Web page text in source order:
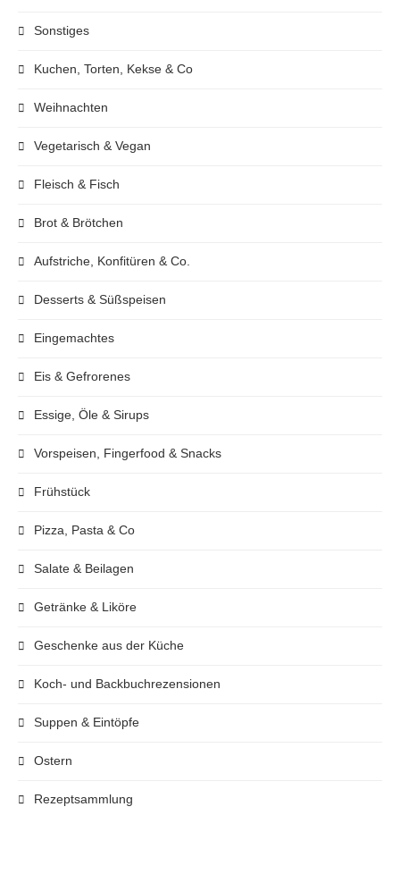
Sonstiges
Kuchen, Torten, Kekse & Co
Weihnachten
Vegetarisch & Vegan
Fleisch & Fisch
Brot & Brötchen
Aufstriche, Konfitüren & Co.
Desserts & Süßspeisen
Eingemachtes
Eis & Gefrorenes
Essige, Öle & Sirups
Vorspeisen, Fingerfood & Snacks
Frühstück
Pizza, Pasta & Co
Salate & Beilagen
Getränke & Liköre
Geschenke aus der Küche
Koch- und Backbuchrezensionen
Suppen & Eintöpfe
Ostern
Rezeptsammlung